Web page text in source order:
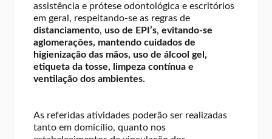
assistência e prótese odontológica e escritórios
em geral, respeitando-se as regras de
distanciamento, uso de EPI’s, evitando-se
aglomerações, mantendo cuidados de
higienização das mãos, uso de álcool gel,
etiqueta da tosse, limpeza contínua e
ventilação dos ambientes.
As referidas atividades poderão ser realizadas
tanto em domicílio, quanto nos